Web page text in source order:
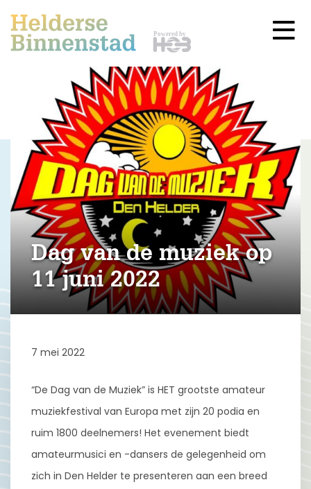
Dag van de muziek op
11 juni 2022
7 mei 2022
“De Dag van de Muziek” is HET grootste amateur
muziekfestival van Europa met zijn 20 podia en
ruim 1800 deelnemers! Het evenement biedt
amateurmusici en -dansers de gelegenheid om
zich in Den Helder te presenteren aan een breed